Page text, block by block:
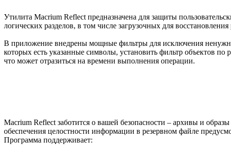
Утилита Macrium Reflect предназначена для защиты
логических разделов, в том числе загрузочных для
В приложение внедрены мощные фильтры для исключения
которых есть указанные символы, установить фильтр объектов
что может отразиться на времени выполнения операции.
Macrium Reflect заботится о вашей безопасности – архивы и
обеспечения целостности информации в резервном файле
Программа поддерживает: